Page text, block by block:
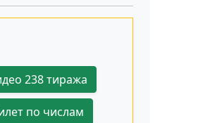
238 тиража
по числам